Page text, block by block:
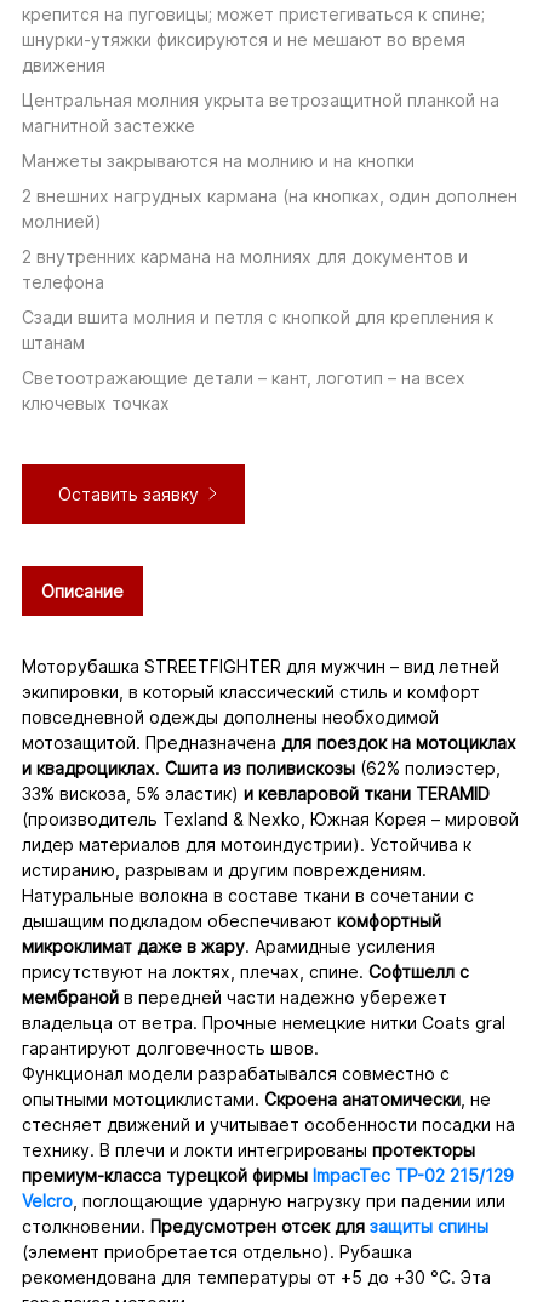
крепится на пуговицы; может пристегиваться к спине;
шнурки-утяжки фиксируются и не мешают во время
движения
Центральная молния укрыта ветрозащитной планкой на
магнитной застежке
Манжеты закрываются на молнию и на кнопки
2 внешних нагрудных кармана (на кнопках, один дополнен
молнией)
2 внутренних кармана на молниях для документов и
телефона
Сзади вшита молния и петля с кнопкой для крепления к
штанам
Светоотражающие детали – кант, логотип – на всех
ключевых точках
Оставить заявку
Описание
(активная
Моторубашка STREETFIGHTER для мужчин – вид летней
экипировки, в который классический стиль и комфорт
повседневной одежды дополнены необходимой
мотозащитой. Предназначена для поездок на мотоциклах
и квадроциклах. Сшита из поливискозы (62% полиэстер,
33% вискоза, 5% эластик) и кевларовой ткани TERAMID
(производитель Texland & Nexko, Южная Корея – мировой
лидер материалов для мотоиндустрии). Устойчива к
истиранию, разрывам и другим повреждениям.
Натуральные волокна в составе ткани в сочетании с
дышащим подкладом обеспечивают комфортный
микроклимат даже в жару. Арамидные усиления
присутствуют на локтях, плечах, спине. Софтшелл с
мембранойв передней части надежно убережет
владельца от ветра. Прочные немецкие нитки Coats gral
гарантируют долговечность швов.
Функционал модели разрабатывался совместно с
опытными мотоциклистами. Скроена анатомически, не
стесняет движений и учитывает особенности посадки на
технику. В плечи и локти интегрированы протекторы
премиум-класса турецкой фирмы ImpacTec TP-02 215/129
Velcro, поглощающие ударную нагрузку при падении или
столкновении. Предусмотрен отсек для защиты спины
(элемент приобретается отдельно). Рубашка
рекомендована для температуры от +5 до +30 °С. Эта